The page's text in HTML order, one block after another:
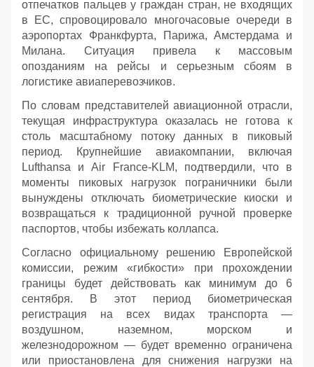
отпечатков пальцев у граждан стран, не входящих
в ЕС, спровоцировало многочасовые очереди в
аэропортах Франкфурта, Парижа, Амстердама и
Милана. Ситуация привела к массовым
опозданиям на рейсы и серьезным сбоям в
логистике авиаперевозчиков.
По словам представителей авиационной отрасли,
текущая инфраструктура оказалась не готова к
столь масштабному потоку данных в пиковый
период. Крупнейшие авиакомпании, включая
Lufthansa и Air France-KLM, подтвердили, что в
моменты пиковых нагрузок пограничники были
вынуждены отключать биометрические киоски и
возвращаться к традиционной ручной проверке
паспортов, чтобы избежать коллапса.
Согласно официальному решению Европейской
комиссии, режим «гибкости» при прохождении
границы будет действовать как минимум до 6
сентября. В этот период биометрическая
регистрация на всех видах транспорта —
воздушном, наземном, морском и
железнодорожном — будет временно ограничена
или приостановлена для снижения нагрузки на